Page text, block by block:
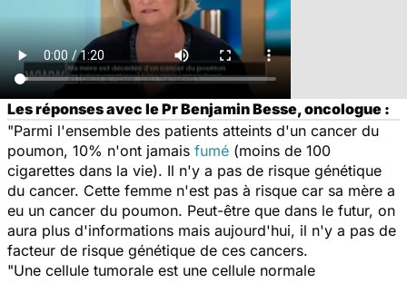
Les réponses avec le Pr Benjamin Besse, oncologue :
"Parmi l'ensemble des patients atteints d'un cancer du
poumon, 10% n'ont jamais fumé (moins de 100
cigarettes dans la vie). Il n'y a pas de risque génétique
du cancer. Cette femme n'est pas à risque car sa mère a
eu un cancer du poumon. Peut-être que dans le futur, on
aura plus d'informations mais aujourd'hui, il n'y a pas de
facteur de risque génétique de ces cancers.
"Une cellule tumorale est une cellule normale